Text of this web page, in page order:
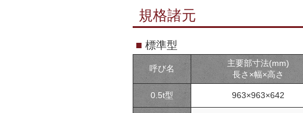
規格諸元
■ 標準型
呼び名
主要部寸法(mm)
長さ×幅×高さ
0.5t型 963×963×642